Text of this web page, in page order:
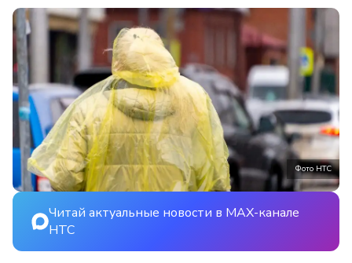
Фото НТС
Читай актуальные новости в MAX-канале
НТС